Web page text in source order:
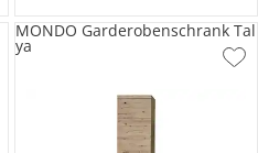
MONDO Garderobenschrank Tal
ya